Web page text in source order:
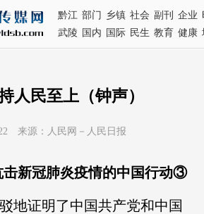
黔江 部门 乡镇 社会 副刊 企业
武陵
国内 国际 民生 教育 健康
人民至上（钟声）
来源：人民网－人民日报
新冠肺炎疫情的中国行动③
地证明了中国共产党和中国